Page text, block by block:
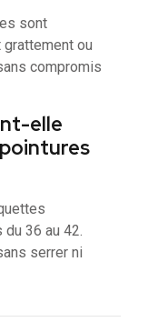
sont
ou
compromis
elle
du 36 au 42.
serrer ni